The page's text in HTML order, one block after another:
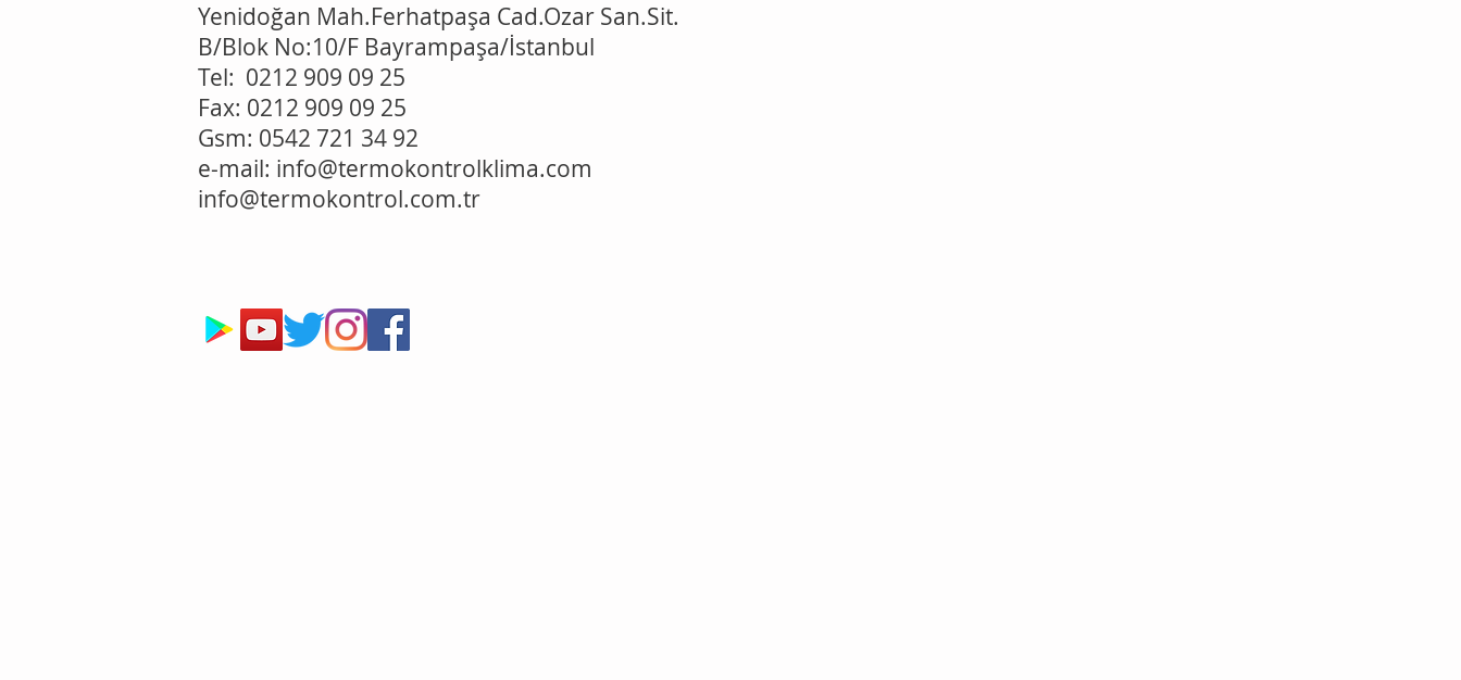
Yenidoğan Mah.Ferhatpaşa Cad.Ozar San.Sit.
B/Blok No:10/F Bayrampaşa/İstanbul
Tel: 0212 909 09 25
Fax: 0212 909 09 25
Gsm: 0542 721 34 92
e-mail: info@termokontrolklima.com
info@termokontrol.com.tr